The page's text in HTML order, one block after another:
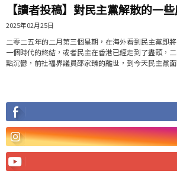
【讀者投稿】對民主黨解散的一
2025年02月25日
二零二五年的二月第三個星期，在海外看到民主黨即
一個時代的終結，或者民主在香港已經走到了盡頭，
點沉鬱，前社福界議員邵家臻的離世，到今天民主黨